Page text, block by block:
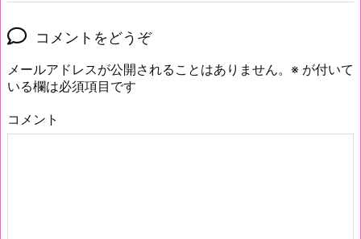
コメントをどうぞ
メールアドレスが公開されることはありません。 ※ が付いて
いる欄は必須項目です
コメント